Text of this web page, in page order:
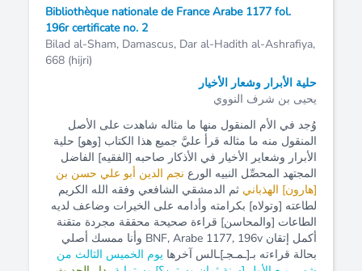
Bibliothèque nationale de France Arabe 1177 fol.
196r certificate no. 2
Bilad al-Sham, Damascus, Dar al-Hadith al-Ashrafiya,
668 (hijri)
حلية الأبرار وشعار الأخيار
يحيى بن شرف النووي
وُجد في الأم المنقول منها ما مثاله شاهدت على الأصل
المنقول منه ما مثاله قرأ عليَّ جميع هذا الكتاب [وهو] حلية
الأبرار وشعاير الأخيار في الأذكار صاحبه [الفقيه] الفاضل
المجتهد المحصِّل النبيه الورع نجم الدين أبو علي حسن بن
[هارون] الهذباني ثم الدمشقي الشافعي وفقه الله الكريم
لطاعته [وتولاه] بكرامته وأدامه على الخيرات وضاعف لديه
الطاعات [والمحاسن] قراءة صحيحة محققة مجردة متقنة
أكمل إتقان BNF, Arabe 1177, 196v وأنا ممسك أصلي
بحالة قراءته بـ[ـمـجـ]ـالس آخرها يوم الخميس الثالث من